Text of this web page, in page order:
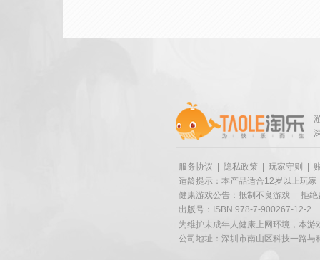
服务协议 隐私政策 玩家守则
适龄提示：本产品适合12岁以上玩家
健康游戏公告：抵制不良游戏
拒绝
出版号：ISBN 978-7-900267-12-2
为维护未成年人健康上网环境，本
公司地址：深圳市南山区科技一路